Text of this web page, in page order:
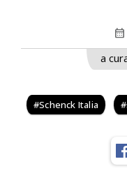
calendar_month
a
Schenck Italia